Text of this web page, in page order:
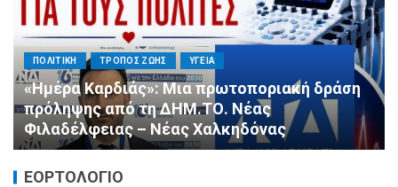
ΠΟΛΙΤΙΚΗ ΤΡΟΠΟΣ ΖΩΗΣ ΥΓΕΙΑ
«Ημέρα Καρδιάς»: Μια πρωτοποριακή δράση
πρόληψης από τη ΔΗΜ.ΤΟ. Νέας
Φιλαδέλφειας – Νέας Χαλκηδόνας
ΕΟΡΤΟΛΟΓΙΟ